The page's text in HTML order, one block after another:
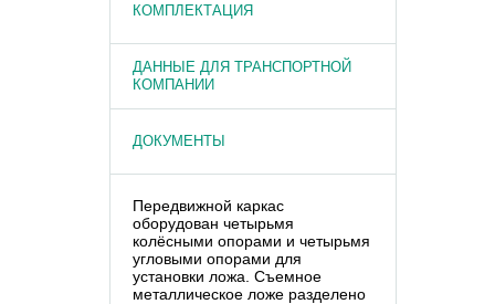
КОМПЛЕКТАЦИЯ
ДАННЫЕ ДЛЯ ТРАНСПОРТНОЙ
КОМПАНИИ
ДОКУМЕНТЫ
Передвижной каркас
оборудован четырьмя
колёсными опорами и четырьмя
угловыми опорами для
установки ложа. Съемное
металлическое ложе разделено